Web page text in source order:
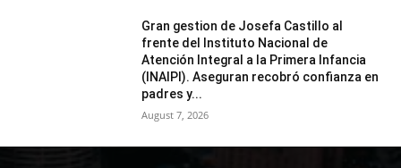
Gran gestion de Josefa Castillo al
frente del Instituto Nacional de
Atención Integral a la Primera Infancia
(INAIPI). Aseguran recobró confianza en
padres y...
August 7, 2026